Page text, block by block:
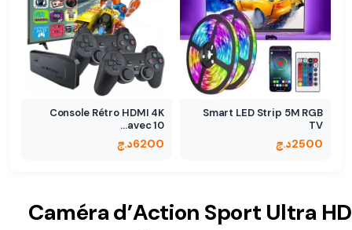
Smart LED Strip 5M RGB
TV
2500د.ج
Console Rétro HDMI 4K
avec 10…
6200د.ج
Caméra d’Action Sport Ultra HD